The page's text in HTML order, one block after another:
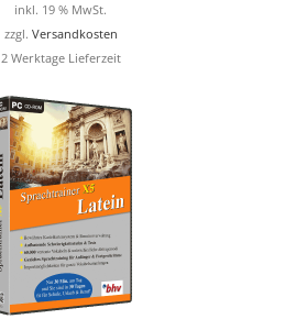
war:
19,99 €
ist:
9,99 €.
inkl. 19 % MwSt.
zzgl. Versandkosten
2 Werktage Lieferzeit